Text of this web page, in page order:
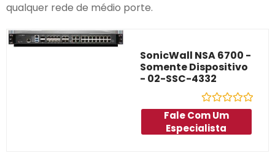
qualquer rede de médio porte.
SonicWall NSA 6700 -
Somente Dispositivo
- 02-SSC-4332
Avaliação
0
de
Fale Com Um
Especialista